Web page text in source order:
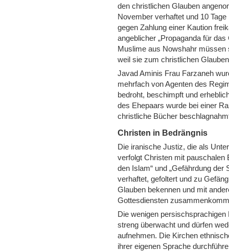
den christlichen Glauben
November verhaftet und 10
gegen Zahlung einer Kaution
angeblicher „Propaganda für
Muslime aus Nowshahr
weil sie zum christlichen
Javad Aminis Frau Farzaneh
mehrfach von Agenten des
bedroht, beschimpft und
des Ehepaars wurde bei einer
christliche Bücher
Christen in Bedrängnis
Die iranische Justiz, die als
verfolgt Christen mit pauschalen
den Islam“ und „Gefährdung
verhaftet, gefoltert und zu
Glauben bekennen und mit
Gottesdiensten
Die wenigen
streng überwacht und dürfen
aufnehmen. Die Kirchen
ihrer eigenen Sprache